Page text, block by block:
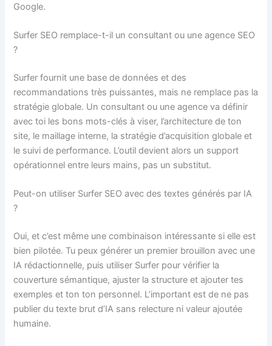
Google.
Surfer SEO remplace-t-il un consultant ou une agence SEO
?
Surfer fournit une base de données et des
recommandations très puissantes, mais ne remplace pas la
stratégie globale. Un consultant ou une agence va définir
avec toi les bons mots-clés à viser, l’architecture de ton
site, le maillage interne, la stratégie d’acquisition globale et
le suivi de performance. L’outil devient alors un support
opérationnel entre leurs mains, pas un substitut.
Peut-on utiliser Surfer SEO avec des textes générés par IA
?
Oui, et c’est même une combinaison intéressante si elle est
bien pilotée. Tu peux générer un premier brouillon avec une
IA rédactionnelle, puis utiliser Surfer pour vérifier la
couverture sémantique, ajuster la structure et ajouter tes
exemples et ton ton personnel. L’important est de ne pas
publier du texte brut d’IA sans relecture ni valeur ajoutée
humaine.